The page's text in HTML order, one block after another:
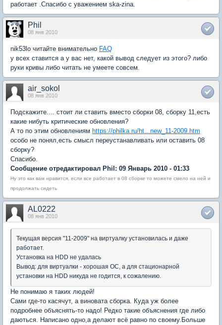
работает .Спасибо с уважением ska-zina.
Phil
08 янв 2010
nik53lo читайте внимательно FAQ
у всех ставится а у вас нет, какой вывод следует из этого? либо
руки кривы либо читать не умеете совсем.
air_sokol
08 янв 2010
Подскажите.... стоит ли ставить вместо сборки 08, сборку 11,есть
какие нибуть критические обновления?
А то по этим обновлениям https://philka.ru/ht...new_11-2009.htm
особо не понял,есть смысл переустанавливать или оставить 08
сборку?
Спасибо.
Сообщение отредактировал Phil: 09 Январь 2010 - 01:33
Ну это как вам нравится, если все работает в 08 сборке то можете смело на ней и
продолжать сидеть
AL0222
08 янв 2010
Текущая версия "11-2009" на виртуалку установилась и даже
работает.
Установка на HDD не удалась
Вывод: для виртуалки - хорошая ОС, а для стационарной
установки на HDD никуда не годится, к сожалению.
Не понимаю я таких людей!
Сами где-то касячут, а виновата сборка. Куда уж более
подробнее объяснять-то надо! Редко такие объяснения где либо
даються. Написано одно,а делают всё равно по своему.Больше